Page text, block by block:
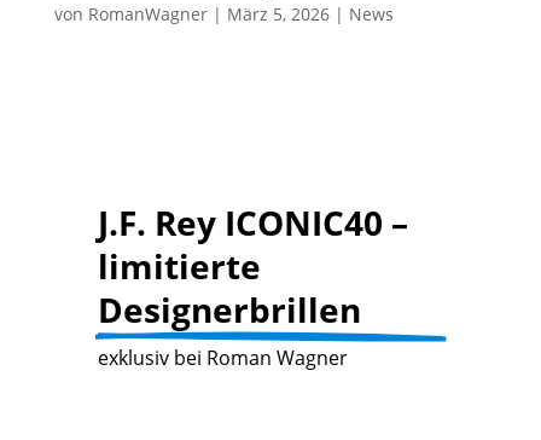
von RomanWagner| März 5, 2026| News
J.F. Rey ICONIC40 –
limitierte
Designerbrillen
exklusiv bei Roman Wagner